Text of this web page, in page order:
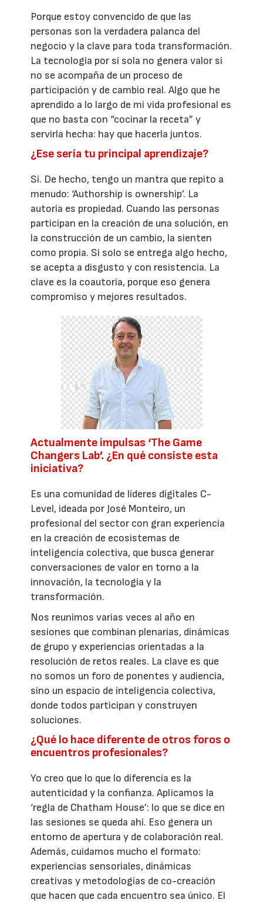
Porque estoy convencido de que las
personas son la verdadera palanca del
negocio y la clave para toda transformación.
La tecnología por sí sola no genera valor si
no se acompaña de un proceso de
participación y de cambio real. Algo que he
aprendido a lo largo de mi vida profesional es
que no basta con “cocinar la receta” y
servirla hecha: hay que hacerla juntos.
¿Ese sería tu principal aprendizaje?
Sí. De hecho, tengo un mantra que repito a
menudo: ‘Authorship is ownership’. La
autoría es propiedad. Cuando las personas
participan en la creación de una solución, en
la construcción de un cambio, la sienten
como propia. Si solo se entrega algo hecho,
se acepta a disgusto y con resistencia. La
clave es la coautoría, porque eso genera
compromiso y mejores resultados.
Actualmente impulsas ‘The Game
Changers Lab’. ¿En qué consiste esta
iniciativa?
Es una comunidad de líderes digitales C-
Level, ideada por José Monteiro, un
profesional del sector con gran experiencia
en la creación de ecosistemas de
inteligencia colectiva, que busca generar
conversaciones de valor en torno a la
innovación, la tecnología y la
transformación.
Nos reunimos varias veces al año en
sesiones que combinan plenarias, dinámicas
de grupo y experiencias orientadas a la
resolución de retos reales. La clave es que
no somos un foro de ponentes y audiencia,
sino un espacio de inteligencia colectiva,
donde todos participan y construyen
soluciones.
¿Qué lo hace diferente de otros foros o
encuentros profesionales?
Yo creo que lo que lo diferencia es la
autenticidad y la confianza. Aplicamos la
‘regla de Chatham House’: lo que se dice en
las sesiones se queda ahí. Eso genera un
entorno de apertura y de colaboración real.
Además, cuidamos mucho el formato:
experiencias sensoriales, dinámicas
creativas y metodologías de co-creación
que hacen que cada encuentro sea único. El